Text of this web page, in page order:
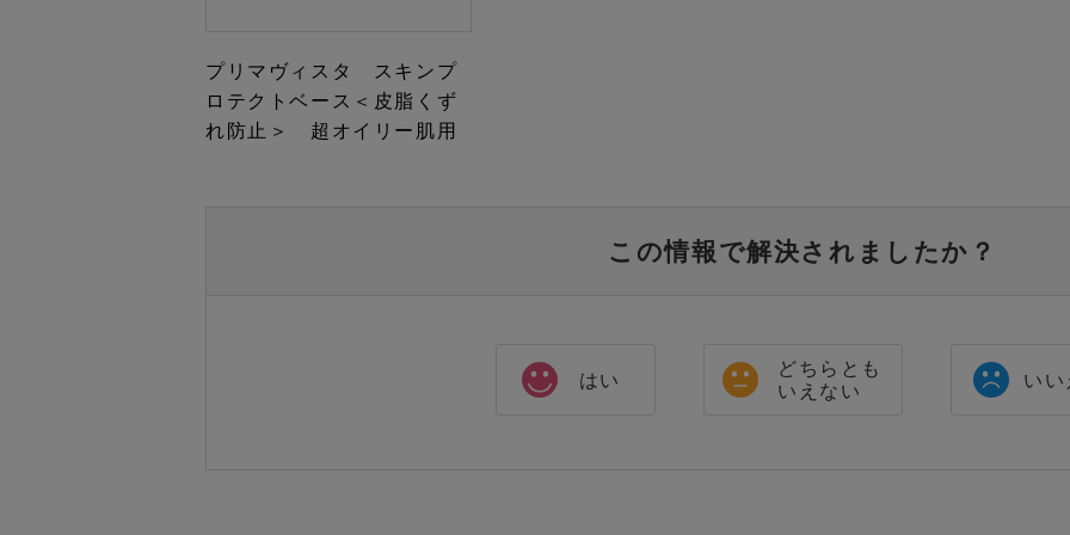
プリマヴィスタ スキンプ
ロテクトベース＜皮脂くず
れ防止＞ 超オイリー肌用
この情報で解決されましたか？
はい
どちらとも
いえない
いい